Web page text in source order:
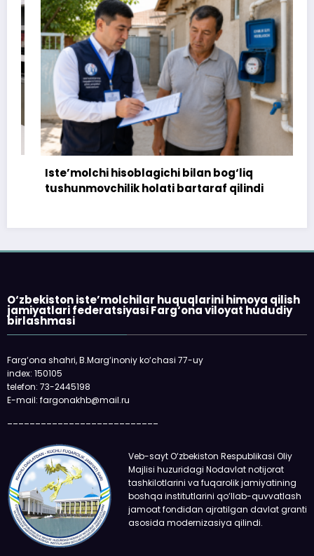
Iste’molchi hisoblagichi bilan bog‘liq
tushunmovchilik holati bartaraf qilindi
O‘zbekiston iste’molchilar huquqlarini himoya qilish
jamiyatlari federatsiyasi Farg‘ona viloyat hududiy
birlashmasi
Farg‘ona shahri, B.Marg‘inoniy ko‘chasi 77-uy
index: 150105
telefon: 73-2445198
E-mail: fargonakhb@mail.ru
Veb-sayt O‘zbekiston Respublikasi Oliy
Majlisi huzuridagi Nodavlat notijorat
tashkilotlarini va fuqarolik jamiyatining
boshqa institutlarini qo‘llab-quvvatlash
jamoat fondidan ajratilgan davlat granti
asosida modernizasiya qilindi.